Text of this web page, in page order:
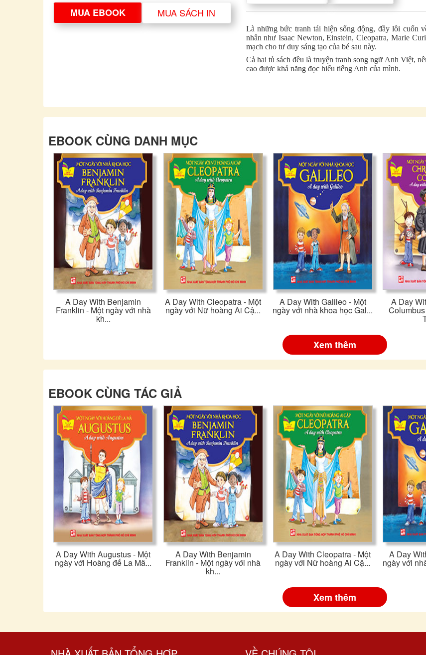
MUA EBOOK MUA SÁCH IN
Là những bức tranh tái hiện sống động, đầy lôi cuốn
nhân như Isaac Newton, Einstein, Cleopatra, Marie
mạch cho tư duy sáng tạo của bé sau này.
Cả hai tủ sách đều là truyện tranh song ngữ Anh Việt,
cao được khả năng đọc hiểu tiếng Anh của mình.
EBOOK CÙNG DANH MỤC
A Day With Benjamin
Franklin - Một ngày với nhà
kh...
A Day With Cleopatra - Một
ngày với Nữ hoàng Ai Cậ...
A Day With Galileo - Một
ngày với nhà khoa học Gal...
A Day
Xem thêm
EBOOK CÙNG TÁC GIẢ
A Day With Augustus - Một
ngày với Hoàng đế La Mã...
A Day With Benjamin
Franklin - Một ngày với nhà
kh...
A Day With Cleopatra - Một
ngày với Nữ hoàng Ai Cậ...
A Day
ngày với
Xem thêm